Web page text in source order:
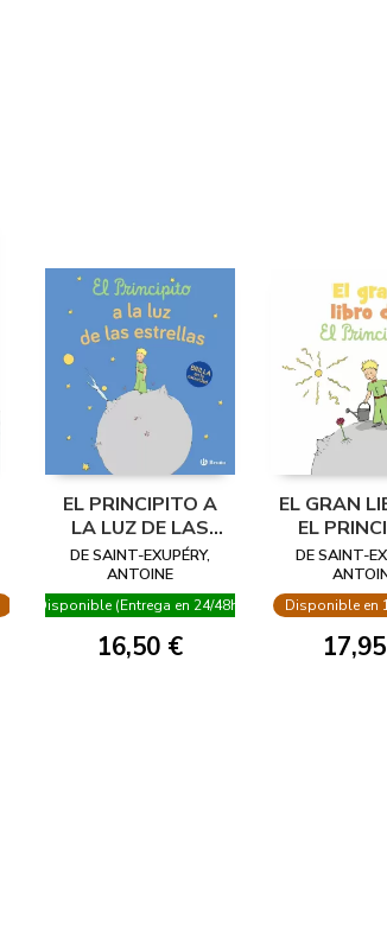
EL PRINCIPITO A
LA LUZ DE LAS
ESTRELLAS
DE SAINT-EXUPÉRY,
ANTOINE
Disponible (Entrega en 24/48h)
16,50 €
EL GRAN
EL
DE SAINT-
Disponible en